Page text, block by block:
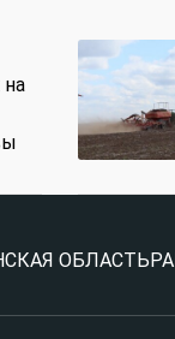
ОБЛАСТЬ